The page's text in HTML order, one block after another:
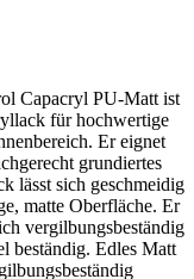
Capacryl PU-Matt ist
für hochwertige
Er eignet
grundiertes
lässt sich geschmeidig
matte Oberfläche. Er
vergilbungsbeständig
beständig. Edles Matt